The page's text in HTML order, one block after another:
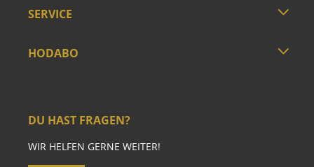
SERVICE
HODABO
DU HAST FRAGEN?
WIR HELFEN GERNE WEITER!